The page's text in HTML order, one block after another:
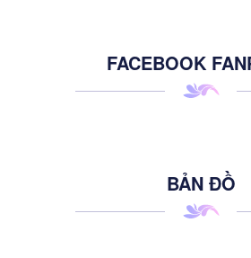
FACEBOOK
BẢN ĐỒ